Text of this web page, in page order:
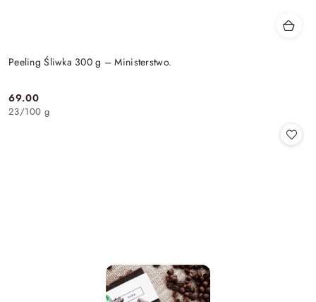
Peeling Śliwka 300 g – Ministerstwo.
Cena:
69.00
23/100 g